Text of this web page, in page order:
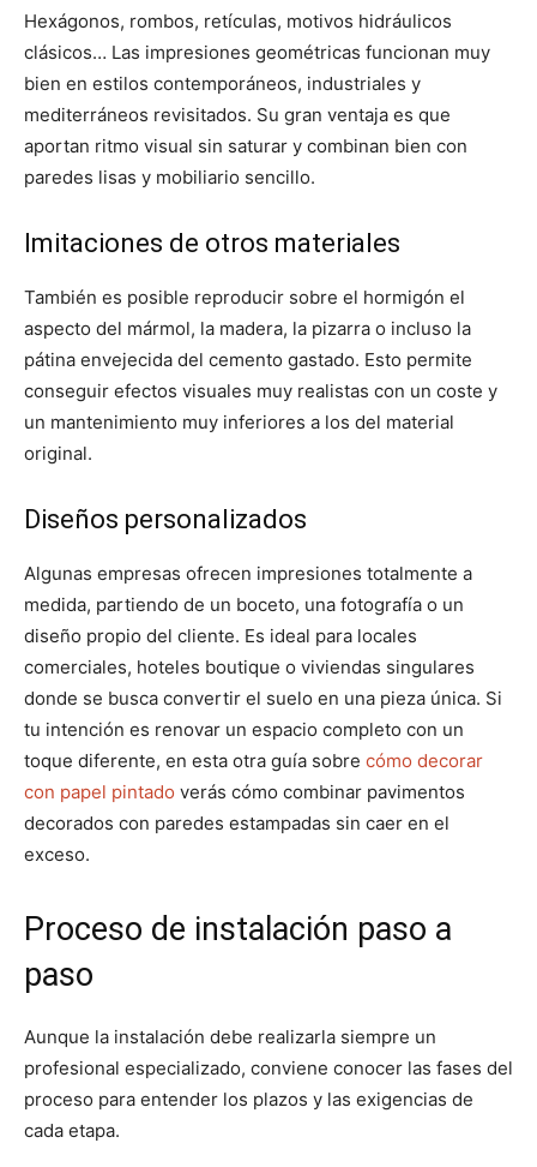
Hexágonos, rombos, retículas, motivos hidráulicos
clásicos… Las impresiones geométricas funcionan muy
bien en estilos contemporáneos, industriales y
mediterráneos revisitados. Su gran ventaja es que
aportan ritmo visual sin saturar y combinan bien con
paredes lisas y mobiliario sencillo.
Imitaciones de otros materiales
También es posible reproducir sobre el hormigón el
aspecto del mármol, la madera, la pizarra o incluso la
pátina envejecida del cemento gastado. Esto permite
conseguir efectos visuales muy realistas con un coste y
un mantenimiento muy inferiores a los del material
original.
Diseños personalizados
Algunas empresas ofrecen impresiones totalmente a
medida, partiendo de un boceto, una fotografía o un
diseño propio del cliente. Es ideal para locales
comerciales, hoteles boutique o viviendas singulares
donde se busca convertir el suelo en una pieza única. Si
tu intención es renovar un espacio completo con un
toque diferente, en esta otra guía sobre cómo decorar
con papel pintado verás cómo combinar pavimentos
decorados con paredes estampadas sin caer en el
exceso.
Proceso de instalación paso a
paso
Aunque la instalación debe realizarla siempre un
profesional especializado, conviene conocer las fases del
proceso para entender los plazos y las exigencias de
cada etapa.